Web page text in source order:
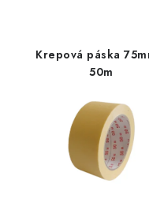
Krepová páska
50m